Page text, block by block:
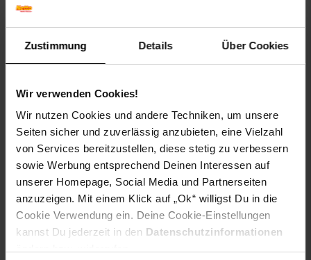
Zustimmung Details Über Cookies
Wir verwenden Cookies!
Wir nutzen Cookies und andere Techniken, um unsere
Seiten sicher und zuverlässig anzubieten, eine Vielzahl
von Services bereitzustellen, diese stetig zu verbessern
sowie Werbung entsprechend Deinen Interessen auf
unserer Homepage, Social Media und Partnerseiten
anzuzeigen. Mit einem Klick auf „Ok“ willigst Du in die
Cookie Verwendung ein. Deine Cookie-Einstellungen
kannst Du jederzeit in den Datenschutzinformationen
Eingeschraubte Aluminium Klapp-Kurbel
Wasser- & staubdichte Carbon-Bremse
Artikelnummer: 2651034000
EAN: 4250336189993
Artikel gehört zur Kategorie:Angelrollen
Versandinformationen
Herstellerinformationen